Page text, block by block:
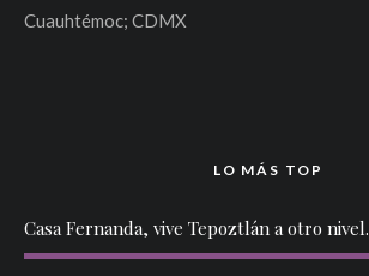
Cuauhtémoc; CDMX
LO MÁS TOP
Casa Fernanda, vive Tepoztlán a otro nivel.